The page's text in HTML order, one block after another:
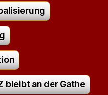
bleibt an der Gathe